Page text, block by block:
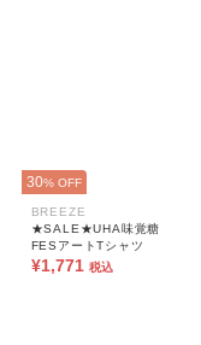
30% OFF
BREEZE
★SALE★UHA味覚糖
FESアートTシャツ
¥1,771 税込